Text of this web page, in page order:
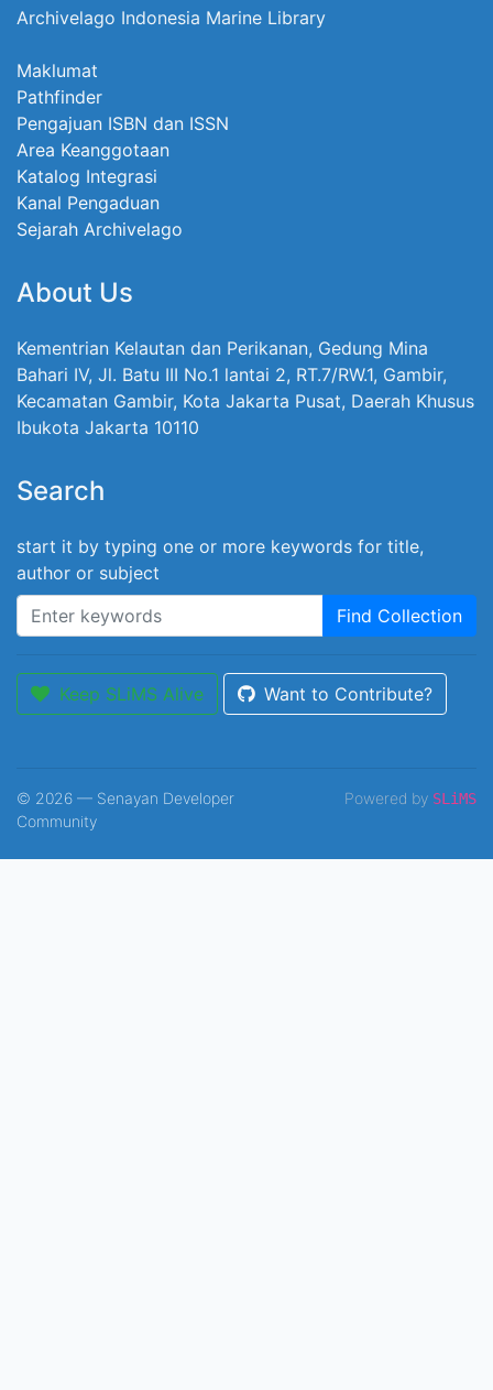
Archivelago Indonesia Marine Library
Maklumat
Pathfinder
Pengajuan ISBN dan ISSN
Area Keanggotaan
Katalog Integrasi
Kanal Pengaduan
Sejarah Archivelago
About Us
Kementrian Kelautan dan Perikanan, Gedung Mina
Bahari IV, Jl. Batu III No.1 lantai 2, RT.7/RW.1, Gambir,
Kecamatan Gambir, Kota Jakarta Pusat, Daerah Khusus
Ibukota Jakarta 10110
Search
start it by typing one or more keywords for title,
author or subject
Find Collection
Keep SLiMS Alive Want to Contribute?
© 2026 — Senayan Developer
Community
Powered by SLiMS